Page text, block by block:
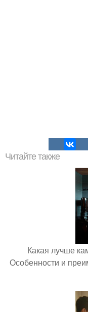
Читайте также
Какая лучше
Особенности и